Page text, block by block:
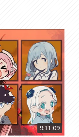
9:11:09